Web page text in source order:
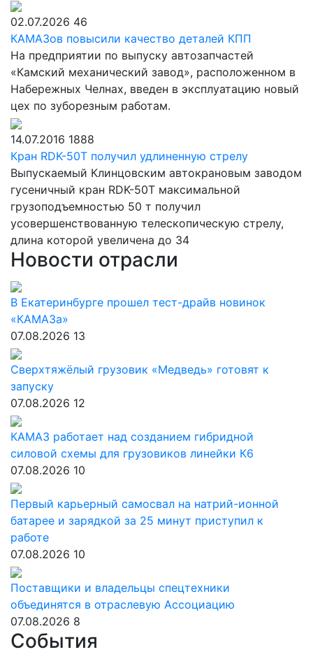
02.07.2026 46
КАМАЗов повысили качество деталей КПП
На предприятии по выпуску автозапчастей
«Камский механический завод», расположенном в
Набережных Челнах, введен в эксплуатацию новый
цех по зуборезным работам.
14.07.2016 1888
Кран RDK-50T получил удлиненную стрелу
Выпускаемый Клинцовским автокрановым заводом
гусеничный кран RDK-50T максимальной
грузоподъемностью 50 т получил
усовершенствованную телескопическую стрелу,
длина которой увеличена до 34
Новости отрасли
В Екатеринбурге прошел тест-драйв новинок
«КАМАЗа»
07.08.2026 13
Сверхтяжёлый грузовик «Медведь» готовят к
запуску
07.08.2026 12
КАМАЗ работает над созданием гибридной
силовой схемы для грузовиков линейки К6
07.08.2026 10
Первый карьерный самосвал на натрий-ионной
батарее и зарядкой за 25 минут приступил к
работе
07.08.2026 10
Поставщики и владельцы спецтехники
объединятся в отраслевую Ассоциацию
07.08.2026 8
События